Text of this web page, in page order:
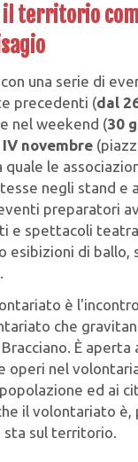
il territorio
una serie di
precedenti (dal
nel weekend (30
novembre
quale le
negli stand
preparatori
e spettacoli
esibizioni di ballo,
è
che
È aperta
operi nel
ed ai
il volontariato è,
sul territorio.